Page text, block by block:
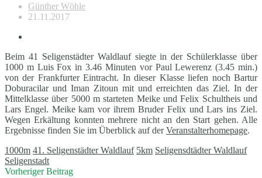
Günther Wöhle
21.11.2017
Beim 41 Seligenstädter Waldlauf siegte in der Schülerklasse über
1000 m Luis Fox in 3.46 Minuten vor Paul Lewerenz (3.45 min.)
von der Frankfurter Eintracht. In dieser Klasse liefen noch Bartur
Doburacilar und Iman Zitoun mit und erreichten das Ziel. In der
Mittelklasse über 5000 m starteten Meike und Felix Schultheis und
Lars Engel. Meike kam vor ihrem Bruder Felix und Lars ins Ziel.
Wegen Erkältung konnten mehrere nicht an den Start gehen. Alle
Ergebnisse finden Sie im Überblick auf derVeranstalterhomepage.
1000m 41. Seligenstädter Waldlauf 5km Seligensdtädter Waldlauf
Seligenstadt
Vorheriger Beitrag